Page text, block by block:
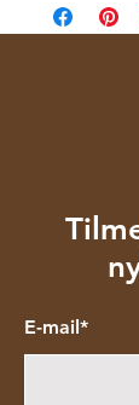
E-mail*